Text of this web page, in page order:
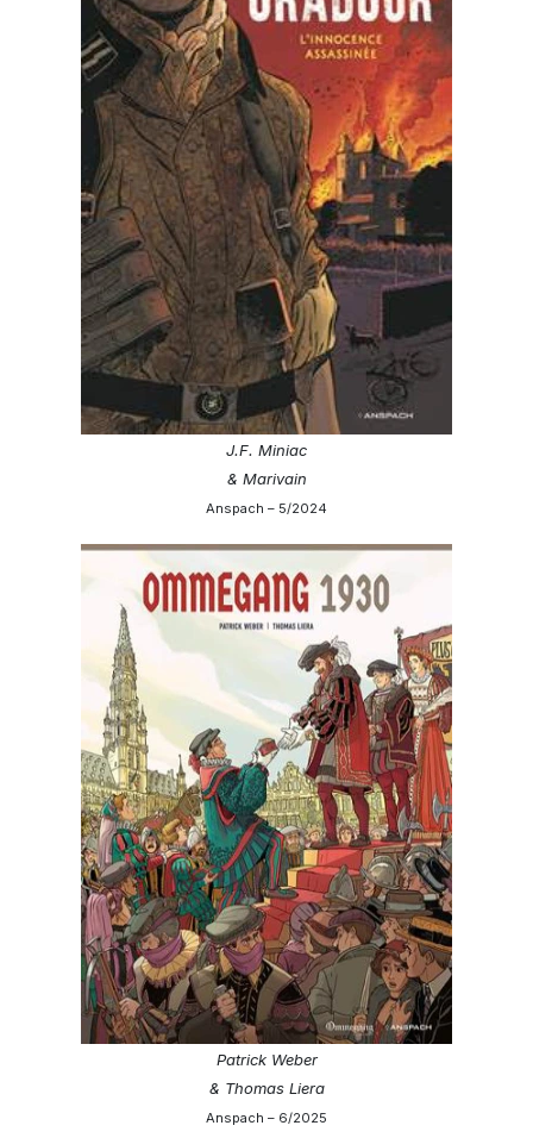
J.F. Miniac
& Marivain
Anspach – 5/2024
Patrick Weber
& Thomas Liera
Anspach – 6/2025